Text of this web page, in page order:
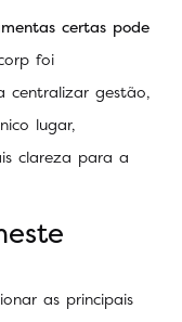
certas pode
foi
centralizar gestão,
lugar,
clareza para a
as principais